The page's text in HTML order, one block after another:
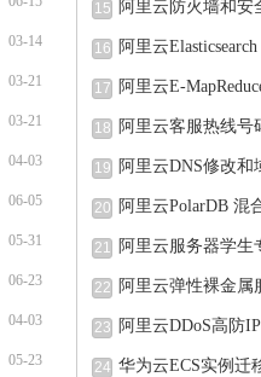
03-14
03-21
03-21
04-03
06-05
05-31
06-23
04-03
05-23
15 阿里云防火墙和安
16 阿里云Elasticsearch
17 阿里云E-
18 阿里云客服热线号
19 阿里云DNS修改和
20 阿里云PolarDB 混
21 阿里云服务器学生
22 阿里云弹性裸金属
23 阿里云DDoS高防IP
24 华为云ECS实例迁